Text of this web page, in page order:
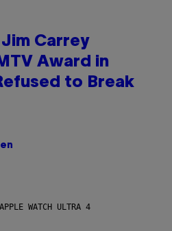
Carrey
Award in
to Break
WATCH ULTRA 4